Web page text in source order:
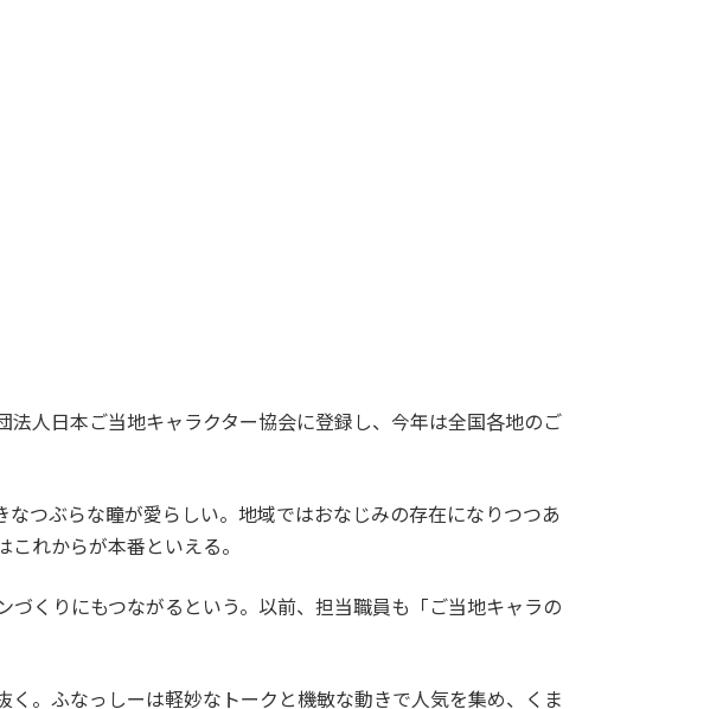
人日本ご当地キャラクター協会に登録し、今年は全国各地のご
つぶらな瞳が愛らしい。地域ではおなじみの存在になりつつあ
れからが本番といえる。
くりにもつながるという。以前、担当職員も「ご当地キャラの
。ふなっしーは軽妙なトークと機敏な動きで人気を集め、くま